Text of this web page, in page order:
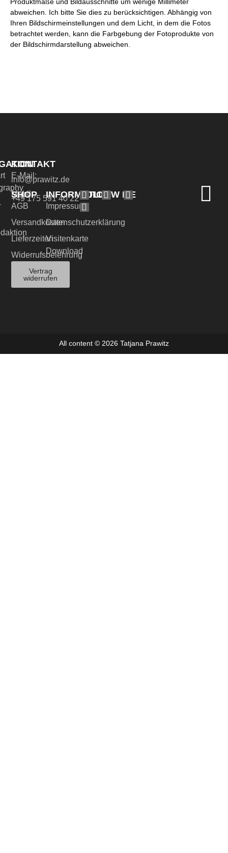
abweichen. Ich bitte Sie dies zu berücksichtigen. Abhängig von
Ihren Bildschirmeinstellungen und dem Licht, in dem die Fotos
betrachtet werden, kann die Farbgebung der Fotoprodukte von
der Bildschirmdarstellung abweichen.
KONTAKT
E-Mail:
info@prawitz.de
Mobil:
+49 175 591 40 22
SHOP
AGB
Versandkosten
Lieferzeiten
Widerrufsbelehrung
Vertrag
widerrufen
INFORMATION
Impressum
Datenschutzerklärung
Visitenkarte
Download
FOLLOW ME
All content © 2026 Tatjana Prawitz